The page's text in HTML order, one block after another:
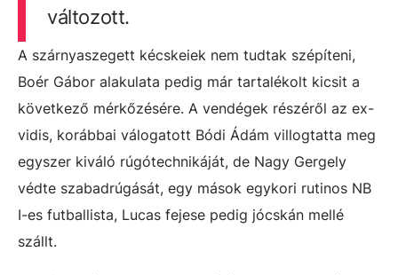
változott.
A szárnyaszegett kécskeiek nem tudtak szépíteni,
Boér Gábor alakulata pedig már tartalékolt kicsit a
következő mérkőzésére. A vendégek részéről az ex-
vidis, korábbai válogatott Bódi Ádám villogtatta meg
egyszer kiváló rúgótechnikáját, de Nagy Gergely
védte szabadrúgását, egy mások egykori rutinos NB
I-es futballista, Lucas fejese pedig jócskán mellé
szállt.